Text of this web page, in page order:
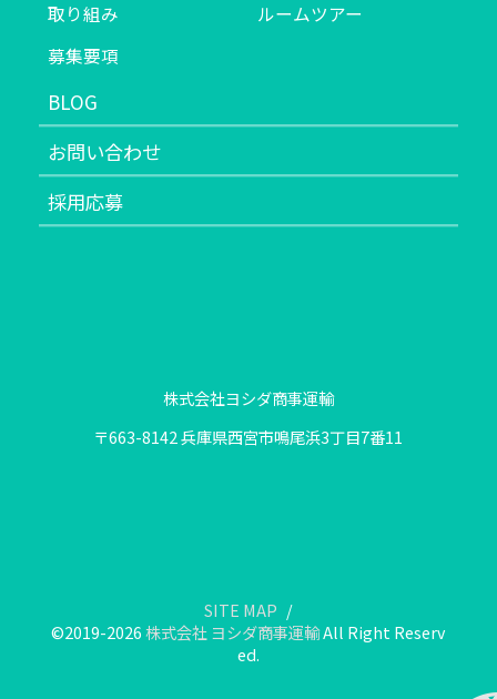
取り組み
ルームツアー
募集要項
BLOG
お問い合わせ
採用応募
株式会社ヨシダ商事運輸
〒663-8142 兵庫県西宮市鳴尾浜3丁目7番11
SITE MAP
©2019-2026株式会社 ヨシダ商事運輸All Right Reserv
ed.